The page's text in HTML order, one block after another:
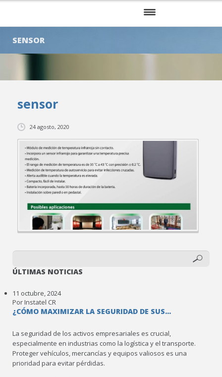
INICIO
SERVICIOS
KITS
CLIENTES
CONTÁCTENOS
SENSOR
sensor
24 agosto, 2020
ÚLTIMAS NOTICIAS
11 octubre, 2024
Por Instatel CR
¿CÓMO MAXIMIZAR LA SEGURIDAD DE SUS...
La seguridad de los activos empresariales es crucial,
especialmente en industrias como la logística y el transporte.
Proteger vehículos, mercancías y equipos valiosos es una
prioridad para evitar pérdidas.